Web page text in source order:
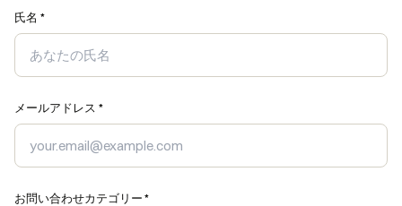
氏名 *
メールアドレス *
お問い合わせカテゴリー *